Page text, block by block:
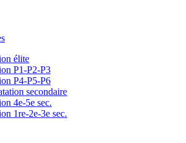
élite
P1-P2-P3
P4-P5-P6
secondaire
4e-5e sec.
1re-2e-3e sec.